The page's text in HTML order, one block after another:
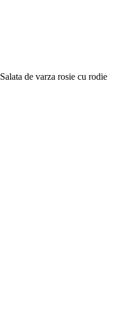
Salata de varza rosie cu rodie